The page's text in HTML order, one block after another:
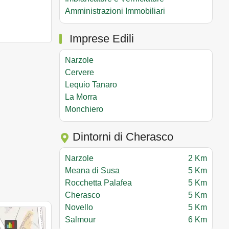
Amministrazioni Immobiliari
Imprese Edili
Narzole
Cervere
Lequio Tanaro
La Morra
Monchiero
Dintorni di Cherasco
Narzole
2 Km
Meana di Susa
5 Km
Rocchetta Palafea
5 Km
Cherasco
5 Km
Novello
5 Km
Salmour
6 Km